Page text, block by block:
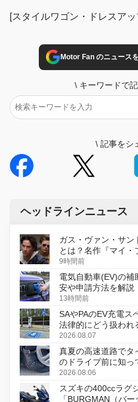
[スタイルワゴン・ドレスア
Motor Fan のニュース
\ キーワードで
\ 記事をシ
ヘッドラインニュース
ガス・ヴァン・サン
とは？名作『マイ・
初のデジタルリマス
9時間前
電気自動車(EV)の補
安や申請方法を解説
13時間前
SAやPAのEV充電ス
法律的にどう扱われ
2026.08.07
真夏の高速道路でタ
のドライブ前に知っ
2026.08.06
スズキの400ccラグ
「BURGMAN（バ